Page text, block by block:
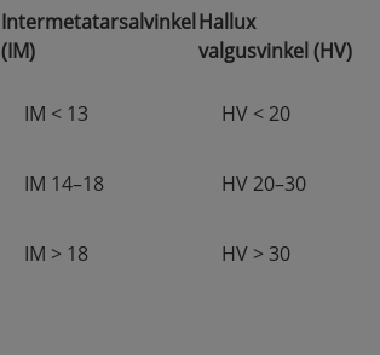
Intermetatarsalvinkel
(IM)
Hallux
valgusvinkel (HV)
IM < 13 HV < 20
IM 14–18 HV 20–30
IM > 18 HV > 30